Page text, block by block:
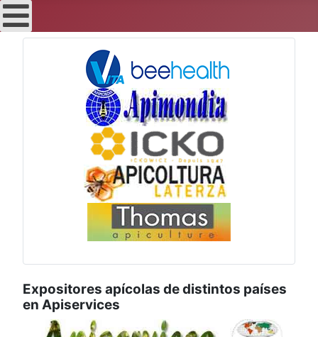
Expositores apícolas de distintos países
en Apiservices